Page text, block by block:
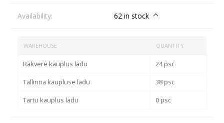
Availability: 62 in stock
WAREHOUSE QUANTITY
Rakvere kauplus ladu
24 psc
Tallinna kaupluse ladu
38 psc
Tartu kauplus ladu
0 psc